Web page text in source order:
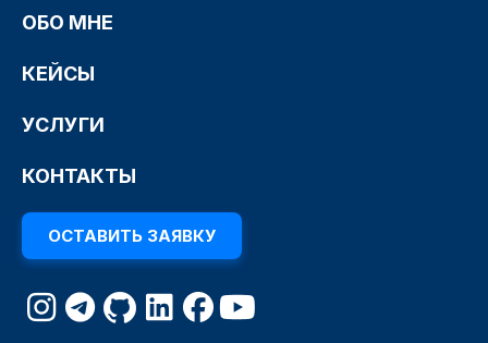
ОБО МНЕ
КЕЙСЫ
УСЛУГИ
КОНТАКТЫ
ОСТАВИТЬ ЗАЯВКУ